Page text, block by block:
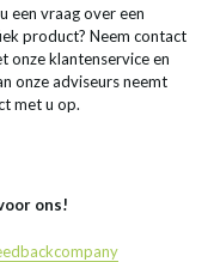
een vraag over een
product? Neem contact
onze klantenservice en
onze adviseurs neemt
met u op.
ons!